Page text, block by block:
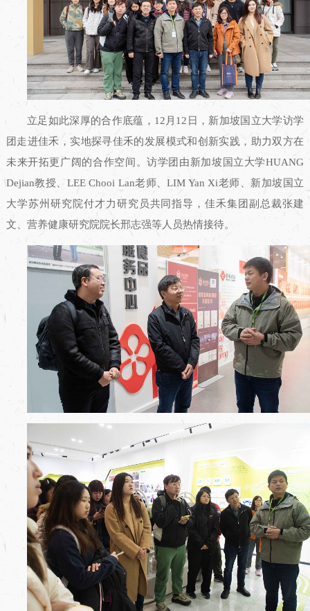
立足如此深厚的合作底蕴，12月12日，新加坡国立大学访学
团走进佳禾，实地探寻佳禾的发展模式和创新实践，助力双方在
未来开拓更广阔的合作空间。访学团由新加坡国立大学HUANG
Dejian教授、LEE Chooi Lan老师、LIM Yan Xi老师、新加坡国立
大学苏州研究院付才力研究员共同指导，佳禾集团副总裁张建
文、营养健康研究院院长邢志强等人员热情接待。